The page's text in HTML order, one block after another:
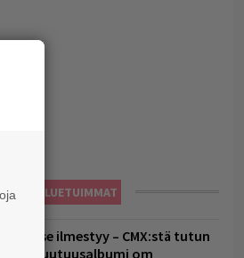
LUETUIMMAT
se ilmestyy – CMX:stä tutun
Yrjänän uutuusalbumi om